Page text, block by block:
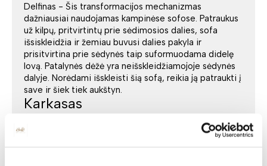
Delfinas - Šis transformacijos mechanizmas
dažniausiai naudojamas kampinėse sofose. Patraukus
už kilpų, pritvirtintų prie sėdimosios dalies, sofa
išsiskleidžia ir žemiau buvusi dalies pakyla ir
prisitvirtina prie sėdynės taip suformuodama didelę
lovą. Patalynės dėžė yra neišskleidžiamojoje sėdynės
dalyje. Norėdami išskleisti šią sofą, reikia ją patraukti į
save ir šiek tiek aukštyn.
Karkasas
Medžio masyvas, medžio drožlių plokštės, fanera.